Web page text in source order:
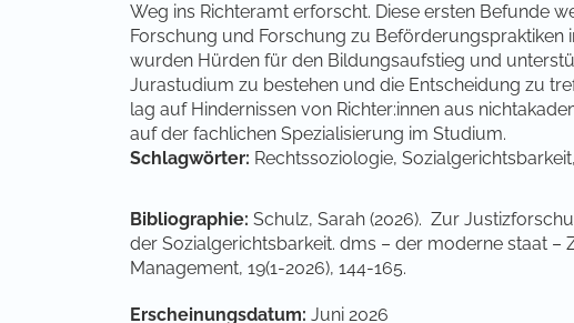
Weg ins Richteramt erforscht. Diese ersten Befunde
Forschung und Forschung zu Beförderungspraktiken
wurden Hürden für den Bildungsaufstieg und
Jurastudium zu bestehen und die Entscheidung zu
lag auf Hindernissen von Richter:innen aus
auf der fachlichen Spezialisierung im Studium.
Schlagwörter: Rechtssoziologie,
Bibliographie: Schulz, Sarah (2026). Zur
der Sozialgerichtsbarkeit. dms – der moderne staat –
Management, 19(1-2026), 144-165.
Artikel-Details
Erscheinungsdatum: Juni 2026